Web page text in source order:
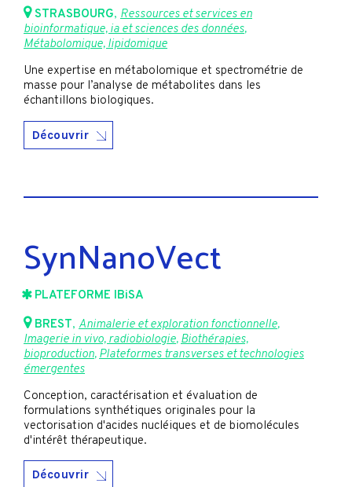
STRASBOURG, Ressources et services en
bioinformatique, ia et sciences des données,
Métabolomique, lipidomique
Une expertise en métabolomique et spectrométrie de
masse pour l’analyse de métabolites dans les
échantillons biologiques.
Découvrir
SynNanoVect
PLATEFORME IBiSA
BREST, Animalerie et exploration fonctionnelle,
Imagerie in vivo, radiobiologie,Biothérapies,
bioproduction,Plateformes transverses et technologies
émergentes
Conception, caractérisation et évaluation de
formulations synthétiques originales pour la
vectorisation d'acides nucléiques et de biomolécules
d'intérêt thérapeutique.
Découvrir